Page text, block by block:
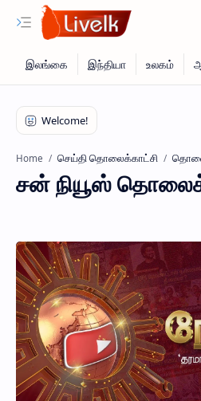
Home செய்தி தொலைக்காட்சி
சன் நியூஸ்